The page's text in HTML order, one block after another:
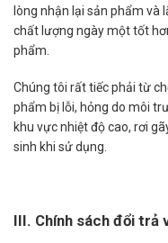
lòng nhận lại sản phẩm và
chất lượng ngày một tốt
phẩm.
Chúng tôi rất tiếc phải từ
phẩm bị lỗi, hỏng do môi
khu vực nhiệt độ cao, rơi
sinh khi sử dụng.
III. Chính sách đổi trả